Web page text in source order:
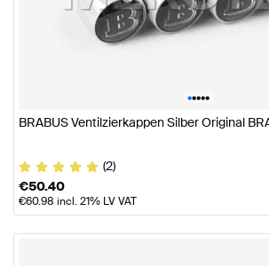
•••••
BRABUS Ventilzierkappen Silber Original
(2)
€50.40
€60.98 incl. 21% LV VAT